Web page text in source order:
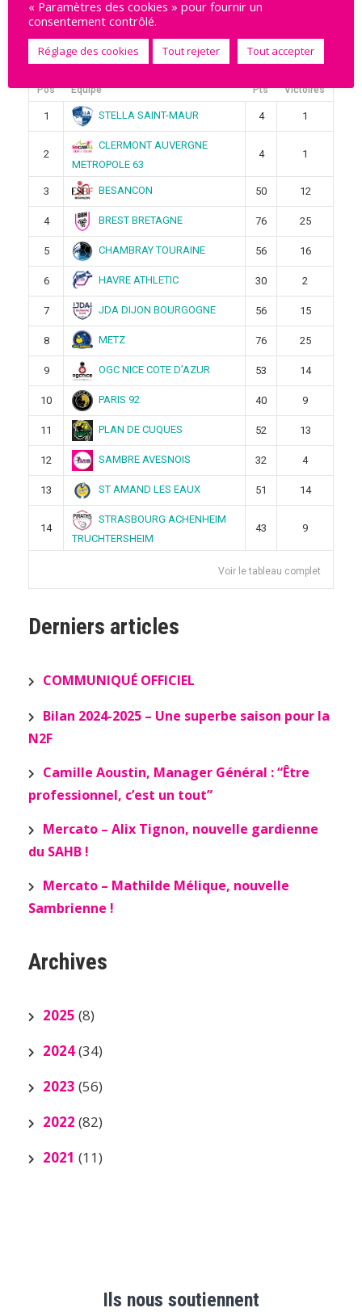
Ligue Butagaz 2025-2026
Pos Équipe Pts Victoires
1 STELLA SAINT-MAUR 4 1
2
CLERMONT AUVERGNE
METROPOLE 63
4 1
3 BESANCON 50 12
4 BREST BRETAGNE 76 25
5 CHAMBRAY TOURAINE 56 16
6 HAVRE ATHLETIC 30 2
7 JDA DIJON BOURGOGNE 56 15
8 METZ 76 25
9 OGC NICE COTE D’AZUR 53 14
10 PARIS 92 40 9
11 PLAN DE CUQUES 52 13
12 SAMBRE AVESNOIS 32 4
13 ST AMAND LES EAUX 51 14
14
STRASBOURG ACHENHEIM
TRUCHTERSHEIM
43 9
Voir le tableau complet
Derniers articles
COMMUNIQUÉ OFFICIEL
Bilan 2024-2025 – Une superbe saison pour la
N2F
Camille Aoustin, Manager Général : “Être
professionnel, c’est un tout”
Mercato – Alix Tignon, nouvelle gardienne
du SAHB !
Mercato – Mathilde Mélique, nouvelle
Sambrienne !
Archives
2025 (8)
2024(34)
2023 (56)
2022 (82)
2021 (11)
Ils nous soutiennent
« Paramètres des cookies » pour fournir un
consentement contrôlé.
Réglage des cookies Tout rejeter Tout accepter